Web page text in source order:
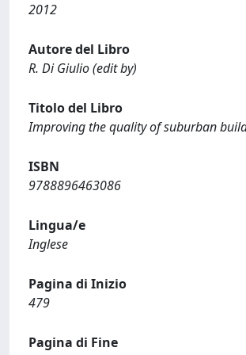
2012
Autore del Libro
R. Di Giulio (edit by)
Titolo del Libro
Improving the quality of suburban
ISBN
9788896463086
Lingua/e
Inglese
Pagina di Inizio
479
Pagina di Fine